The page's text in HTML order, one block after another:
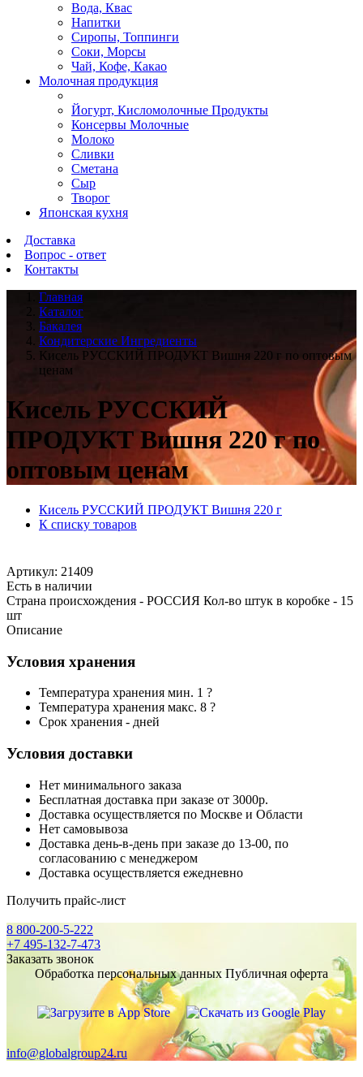
Вода, Квас
Напитки
Сиропы, Топпинги
Соки, Морсы
Чай, Кофе, Какао
Молочная продукция
Йогурт, Кисломолочные Продукты
Консервы Молочные
Молоко
Сливки
Сметана
Сыр
Творог
Японская кухня
Доставка
Вопрос - ответ
Контакты
Главная
Каталог
Бакалея
Кондитерские Ингредиенты
Кисель РУССКИЙ ПРОДУКТ Вишня 220 г по оптовым
ценам
Кисель РУССКИЙ
ПРОДУКТ Вишня 220 г по
оптовым ценам
Кисель РУССКИЙ ПРОДУКТ Вишня 220 г
К списку товаров
Артикул: 21409
Есть в наличии
Страна происхождения - РОССИЯ Кол-во штук в коробке - 15
шт
Описание
Условия хранения
Температура хранения мин. 1 ?
Температура хранения макс. 8 ?
Срок хранения - дней
Условия доставки
Нет минимального заказа
Бесплатная доставка при заказе от 3000р.
Доставка осуществляется по Москве и Области
Нет самовывоза
Доставка день-в-день при заказе до 13-00, по
согласованию с менеджером
Доставка осуществляется ежедневно
Получить прайс-лист
8 800-200-5-222
+7 495-132-7-473
Заказать звонок
Обработка персональных данных Публичная оферта
info@globalgroup24.ru